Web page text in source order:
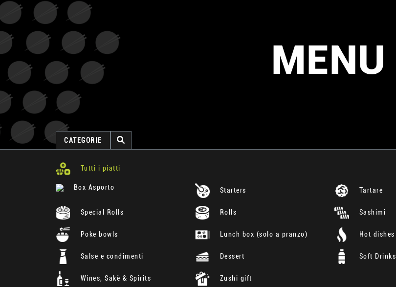
MENU
CATEGORIE
Tutti i piatti
Box Asporto Starters Tartare
Special Rolls Rolls Sashimi
Poke bowls Lunch box (solo a pranzo) Hot dishes
Salse e condimenti Dessert Soft Drinks
Wines, Sakè & Spirits Zushi gift